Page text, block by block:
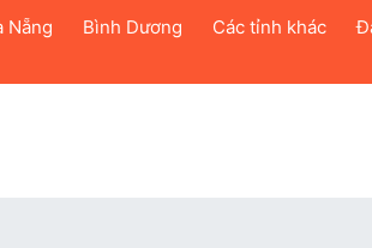
Nẵng Bình Dương Các tỉnh khác